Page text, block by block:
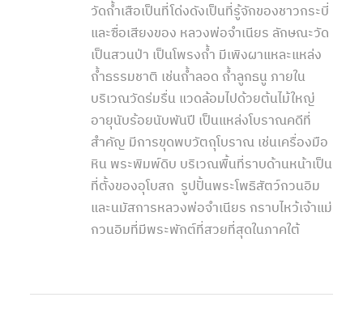
วัดถ้ำเสือเป็นที่โด่งดังเป็นที่รู้จักของชาวกระบี่
และซื่อเสียงของ หลวงพ่อจำเนียร ลักษณะวัด
เป็นสวนป่า เป็นโพรงถ้ำ มีเพิงผาแหละแหล่ง
ถ้ำธรรมชาติ เช่นถ้ำลอด ถ้ำลูกธนู ภายใน
บริเวณวัดร่มรื่น แวดล้อมไปด้วยต้นไม้ใหญ่
อายุนับร้อยนับพันปี เป็นแหล่งโบราณคดีที่
สำคัญ มีการขุดพบวัตถุโบราณ เช่นเครื่องมือ
หิน พระพิมพ์ดิบ บริเวณพื้นที่ราบด้านหน้าเป็น
ที่ตั้งของอุโบสถ รูปปั้นพระโพธิสัตว์กวนอิม
และนมัสการหลวงพ่อจำเนียร กราบไหว้เจ้าแม่
กวนอิมที่มีพระพักต์ที่สวยที่สุดในภาคใต้